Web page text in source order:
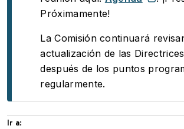
Próximamente!
La Comisión continuará
actualización de las
después de los puntos
regularmente.
Ir a: